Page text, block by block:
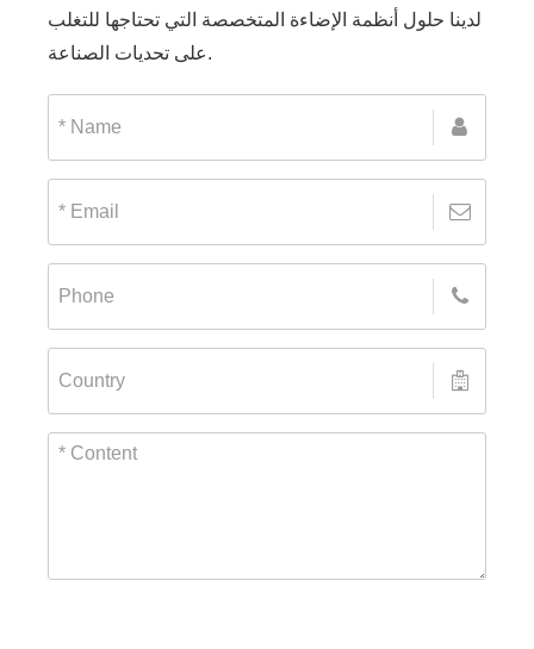
لدينا حلول أنظمة الإضاءة المتخصصة التي تحتاجها للتغلب
على تحديات الصناعة.